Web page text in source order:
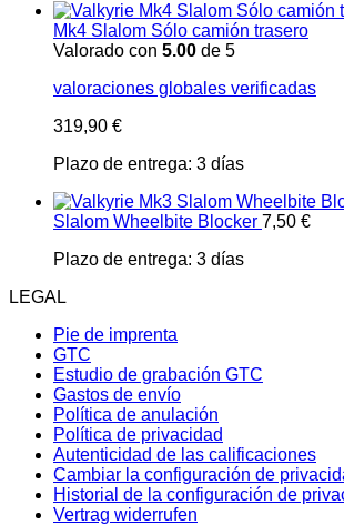
Mk4 Slalom Sólo camión trasero
Valorado con 5.00 de 5
valoraciones globales verificadas
319,90 €
Plazo de entrega: 3 días
Slalom Wheelbite Blocker 7,50 €
Plazo de entrega: 3 días
LEGAL
Pie de imprenta
GTC
Estudio de grabación GTC
Gastos de envío
Política de anulación
Política de privacidad
Autenticidad de las calificaciones
Cambiar la configuración de
Historial de la configuración de
Vertrag widerrufen